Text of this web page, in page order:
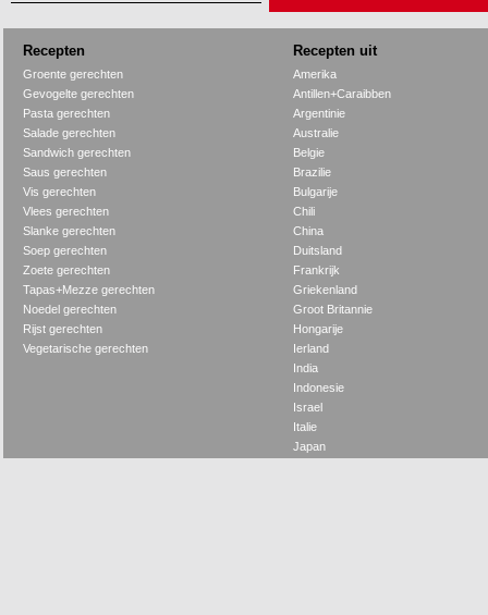
Recepten Recepten uit
Groente gerechten
Gevogelte gerechten
Pasta gerechten
Salade gerechten
Sandwich gerechten
Saus gerechten
Vis gerechten
Vlees gerechten
Slanke gerechten
Soep gerechten
Zoete gerechten
Tapas+Mezze gerechten
Noedel gerechten
Rijst gerechten
Vegetarische gerechten
Amerika
Antillen+Caraibben
Argentinie
Australie
Belgie
Brazilie
Bulgarije
Chili
China
Duitsland
Frankrijk
Griekenland
Groot Britannie
Hongarije
Ierland
India
Indonesie
Israel
Italie
Japan